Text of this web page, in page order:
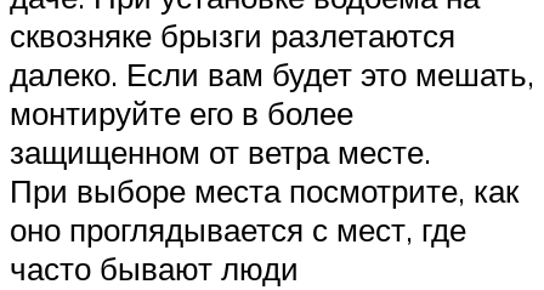
сквозняке брызги разлетаются
далеко. Если вам будет это мешать,
монтируйте его в более
защищенном от ветра месте.
При выборе места посмотрите, как
оно проглядывается с мест, где
часто бывают люди